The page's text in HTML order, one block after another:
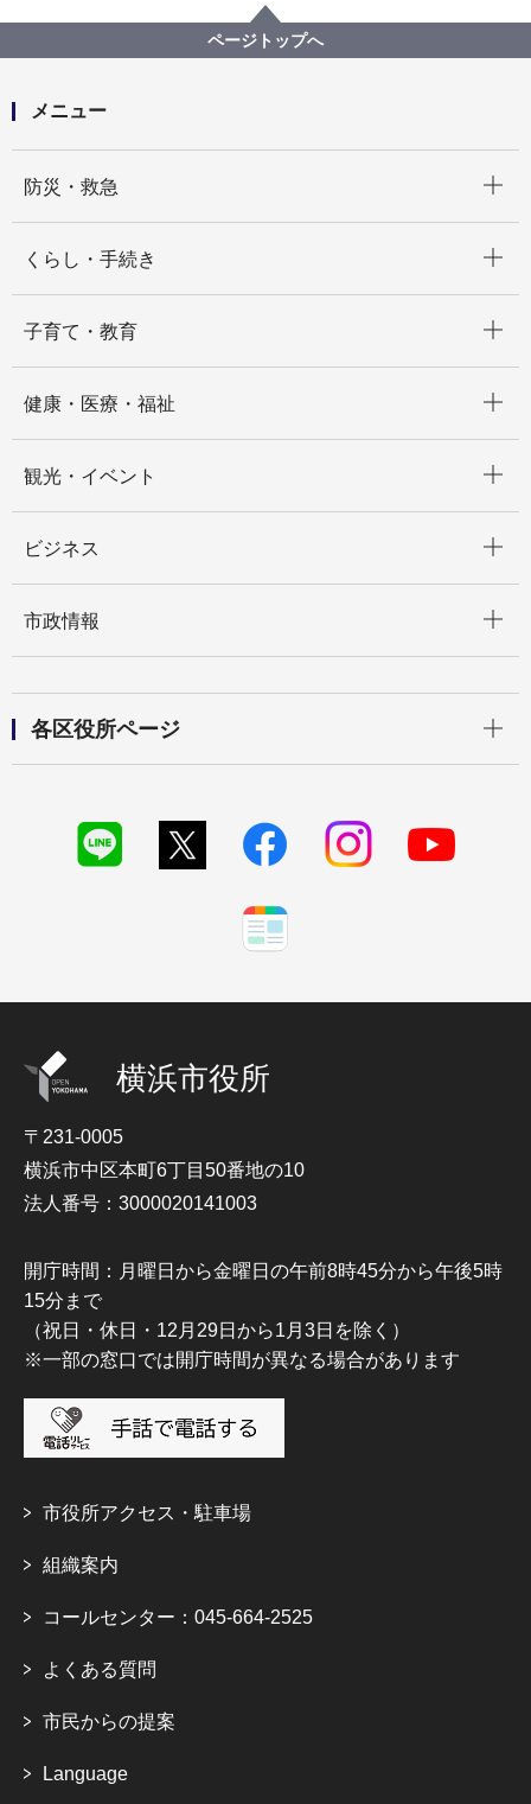
管理・占用・資産活用
道路高架下、道路予定区域等の有効活用
会議録・資料
ページトップへ
メニュー
防災・救急
くらし・手続き
子育て・教育
健康・医療・福祉
観光・イベント
ビジネス
市政情報
各区役所ページ
横浜市役所
〒231-0005
横浜市中区本町6丁目50番地の10
法人番号：3000020141003
開庁時間：月曜日から金曜日の午前8時45分から午後5時
15分まで
（祝日・休日・12月29日から1月3日を除く）
※一部の窓口では開庁時間が異なる場合があります
市役所アクセス・駐車場
組織案内
コールセンター：045-664-2525
よくある質問
市民からの提案
Language